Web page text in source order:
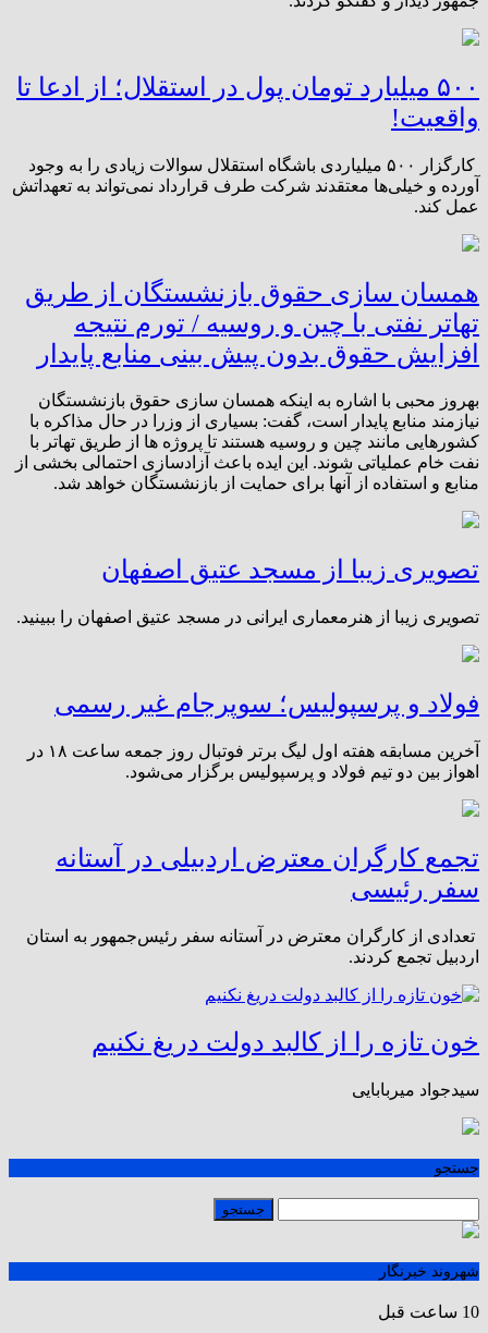
۵۰۰ میلیارد تومان پول در استقلال؛ از ادعا تا
واقعیت!
کارگزار ۵۰۰ میلیاردی باشگاه استقلال سوالات زیادی را به وجود
آورده و خیلی‌ها معتقدند شرکت طرف قرارداد نمی‌تواند به تعهداتش
عمل کند.
همسان سازی حقوق بازنشستگان از طریق
تهاتر نفتی با چین و روسیه / تورم نتیجه
افزایش حقوق بدون پیش بینی منابع پایدار
بهروز محبی با اشاره به اینکه همسان سازی حقوق بازنشستگان
نیازمند منابع پایدار است، گفت: بسیاری از وزرا در حال مذاکره با
کشورهایی مانند چین و روسیه هستند تا پروژه ها از طریق تهاتر با
نفت خام عملیاتی شوند. این ایده باعث آزادسازی احتمالی بخشی از
منابع و استفاده از آنها برای حمایت از بازنشستگان خواهد شد.
تصویری زیبا از مسجد عتیق اصفهان
تصویری زیبا از هنرمعماری ایرانی در مسجد عتیق اصفهان را ببینید.
فولاد و پرسپولیس؛ سوپرجام غیر رسمی
آخرین مسابقه هفته اول لیگ برتر فوتبال روز جمعه ساعت ۱۸ در
اهواز بین دو تیم فولاد و پرسپولیس برگزار می‌شود.
تجمع کارگران معترض اردبیلی در آستانه
سفر رئیسی
تعدادی از کارگران معترض در آستانه سفر رئیس‌جمهور به استان
اردبیل تجمع کردند.
خون تازه را از کالبد دولت دریغ نکنیم
سیدجواد میربابایی
جستجو
شهروند خبرنگار
10 ساعت قبل